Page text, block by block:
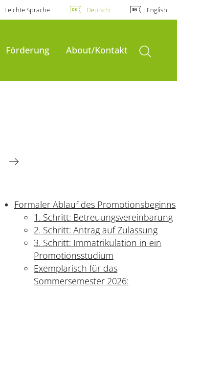
Leichte Sprache Deutsch English
Förderung About/Kontakt Suche öffnen
Formaler Ablauf des Promotionsbeginns
1. Schritt: Betreuungsvereinbarung
2. Schritt: Antrag auf Zulassung
3. Schritt: Immatrikulation in ein
Promotionsstudium
Exemplarisch für das
Sommersemester 2026: